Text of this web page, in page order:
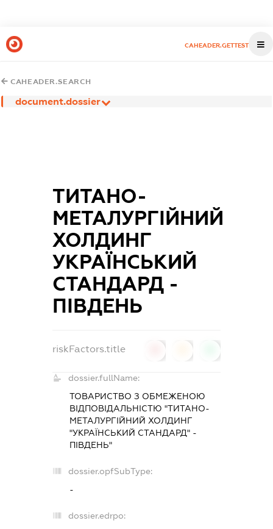
CAHEADER.GETTEST
CAHEADER.SEARCH
document.dossier
ТИТАНО-
МЕТАЛУРГІЙНИЙ
ХОЛДИНГ
УКРАЇНСЬКИЙ
СТАНДАРД -
ПІВДЕНЬ
riskFactors.title
dossier.fullName:
ТОВАРИСТВО З ОБМЕЖЕНОЮ
ВІДПОВІДАЛЬНІСТЮ "ТИТАНО-
МЕТАЛУРГІЙНИЙ ХОЛДИНГ
"УКРАЇНСЬКИЙ СТАНДАРД" -
ПІВДЕНЬ"
dossier.opfSubType:
-
dossier.edrpo: